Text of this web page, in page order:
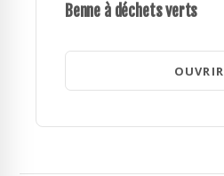
Benne à déchets verts
OUVRIR